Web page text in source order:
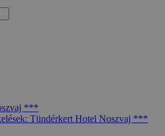
***
Tündérkert Hotel Noszvaj ***